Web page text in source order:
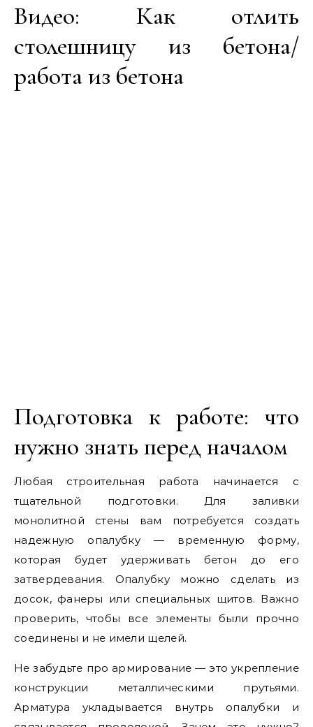
Видео: Как отлить
столешницу из бетона/
работа из бетона
Подготовка к работе: что
нужно знать перед началом
Любая строительная работа начинается с
тщательной подготовки. Для заливки
монолитной стены вам потребуется создать
надежную опалубку — временную форму,
которая будет удерживать бетон до его
затвердевания. Опалубку можно сделать из
досок, фанеры или специальных щитов. Важно
проверить, чтобы все элементы были прочно
соединены и не имели щелей.
Не забудьте про армирование — это укрепление
конструкции металлическими прутьями.
Арматура укладывается внутрь опалубки и